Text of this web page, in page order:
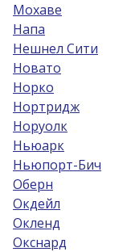
Мохаве
Напа
Нешнел Сити
Новато
Норко
Нортридж
Норуолк
Ньюарк
Ньюпорт-Бич
Оберн
Окдейл
Окленд
Окснард